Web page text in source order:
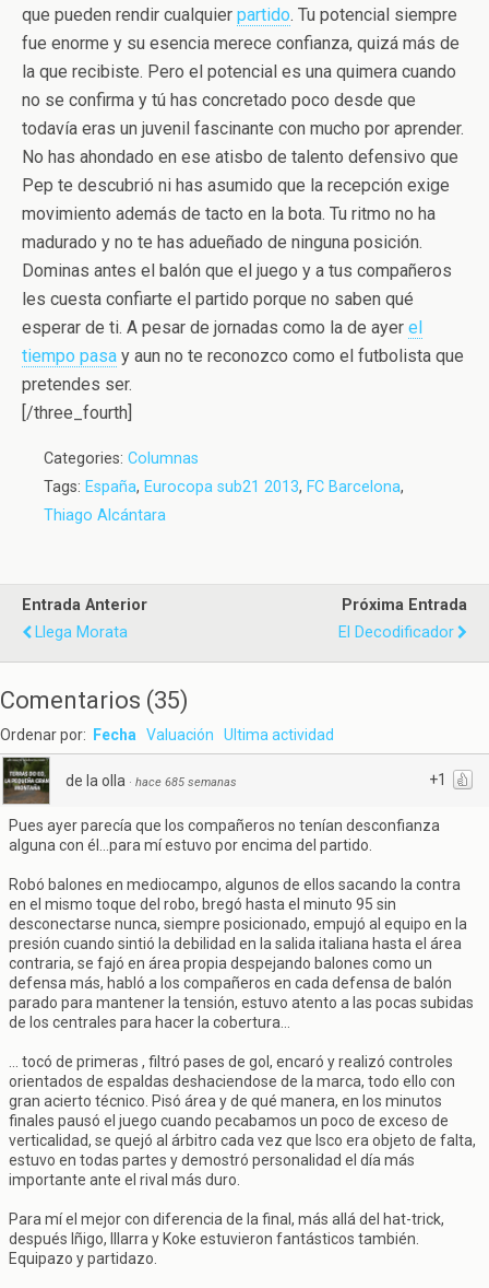
que pueden rendir cualquier partido. Tu potencial siempre
fue enorme y su esencia merece confianza, quizá más de
la que recibiste. Pero el potencial es una quimera cuando
no se confirma y tú has concretado poco desde que
todavía eras un juvenil fascinante con mucho por aprender.
No has ahondado en ese atisbo de talento defensivo que
Pep te descubrió ni has asumido que la recepción exige
movimiento además de tacto en la bota. Tu ritmo no ha
madurado y no te has adueñado de ninguna posición.
Dominas antes el balón que el juego y a tus compañeros
les cuesta confiarte el partido porque no saben qué
esperar de ti. A pesar de jornadas como la de ayer el
tiempo pasa y aun no te reconozco como el futbolista que
pretendes ser.
[/three_fourth]
Categories: Columnas
Tags: España, Eurocopa sub21 2013, FC Barcelona,
Thiago Alcántara
Entrada Anterior
Llega Morata
Próxima Entrada
El Decodificador
Comentarios (35)
Ordenar por: Fecha Valuación Ultima actividad
+1
de la olla · hace 685 semanas
Pues ayer parecía que los compañeros no tenían desconfianza
alguna con él...para mí estuvo por encima del partido.
Robó balones en mediocampo, algunos de ellos sacando la contra
en el mismo toque del robo, bregó hasta el minuto 95 sin
desconectarse nunca, siempre posicionado, empujó al equipo en la
presión cuando sintió la debilidad en la salida italiana hasta el área
contraria, se fajó en área propia despejando balones como un
defensa más, habló a los compañeros en cada defensa de balón
parado para mantener la tensión, estuvo atento a las pocas subidas
de los centrales para hacer la cobertura...
... tocó de primeras , filtró pases de gol, encaró y realizó controles
orientados de espaldas deshaciendose de la marca, todo ello con
gran acierto técnico. Pisó área y de qué manera, en los minutos
finales pausó el juego cuando pecabamos un poco de exceso de
verticalidad, se quejó al árbitro cada vez que Isco era objeto de falta,
estuvo en todas partes y demostró personalidad el día más
importante ante el rival más duro.
Para mí el mejor con diferencia de la final, más allá del hat-trick,
después Iñigo, Illarra y Koke estuvieron fantásticos también.
Equipazo y partidazo.